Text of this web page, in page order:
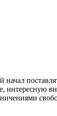
интересную